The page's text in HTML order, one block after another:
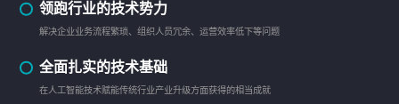
领跑行业的技术势力
解决企业业务流程繁琐、组织人员冗余、运营效率低下等问题
全面扎实的技术基础
在人工智能技术赋能传统行业产业升级方面获得的相当成就